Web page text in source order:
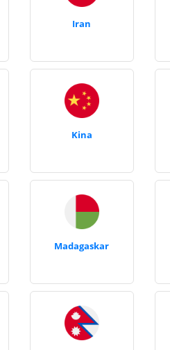
Iran
Kina
Madagaskar